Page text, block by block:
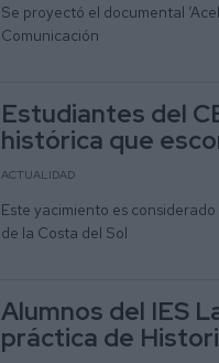
Se proyectó el documental
Comunicación
Estudiantes del
histórica que
ACTUALIDAD
Este yacimiento es
de la Costa del Sol
Alumnos del IES
práctica de